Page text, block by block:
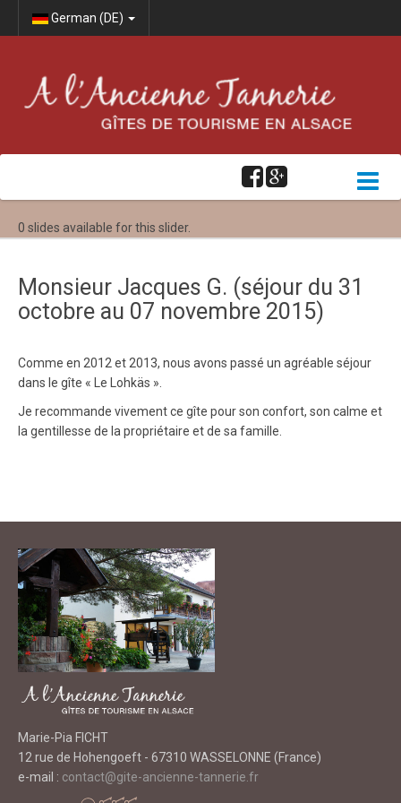
German (DE)
0 slides available for this slider.
Monsieur Jacques G. (séjour du 31
octobre au 07 novembre 2015)
Comme en 2012 et 2013, nous avons passé un agréable séjour
dans le gîte « Le Lohkäs ».
Je recommande vivement ce gîte pour son confort, son calme et
la gentillesse de la propriétaire et de sa famille.
Marie-Pia FICHT
12 rue de Hohengoeft - 67310 WASSELONNE (France)
e-mail : contact@gite-ancienne-tannerie.fr